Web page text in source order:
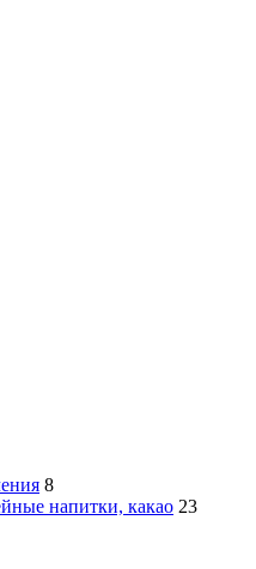
8
напитки, какао 23